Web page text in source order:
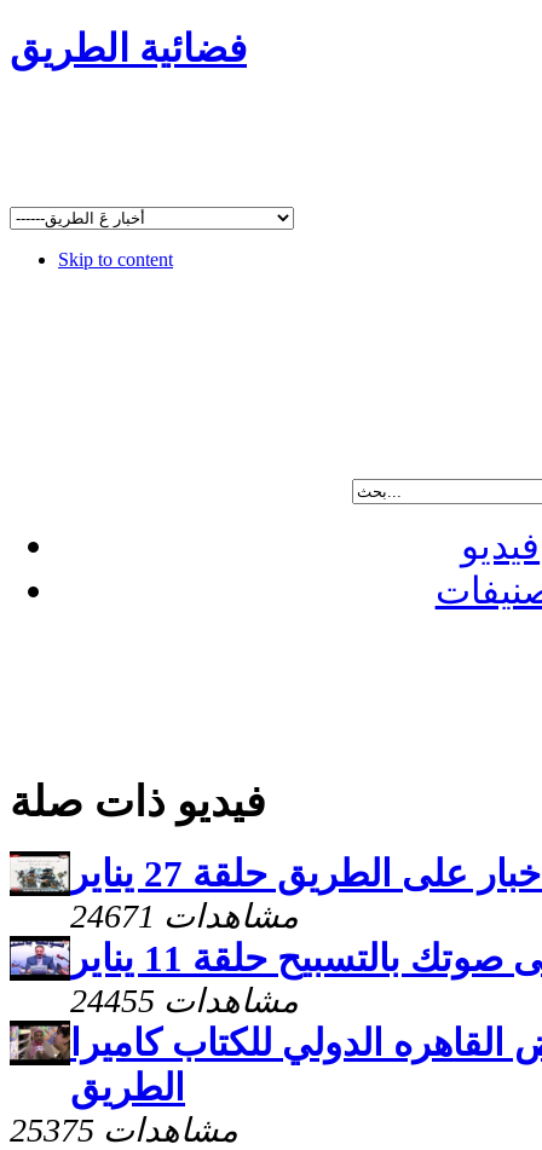
فضائية الطريق
Skip to content
فيديو
فيديو ذات صلة
على الطريق حلقة 27 يناير
24671 مشاهدات
صوتك بالتسبيح حلقة 11 يناير
24455 مشاهدات
الدولي للكتاب كاميرا
الطريق
25375 مشاهدات